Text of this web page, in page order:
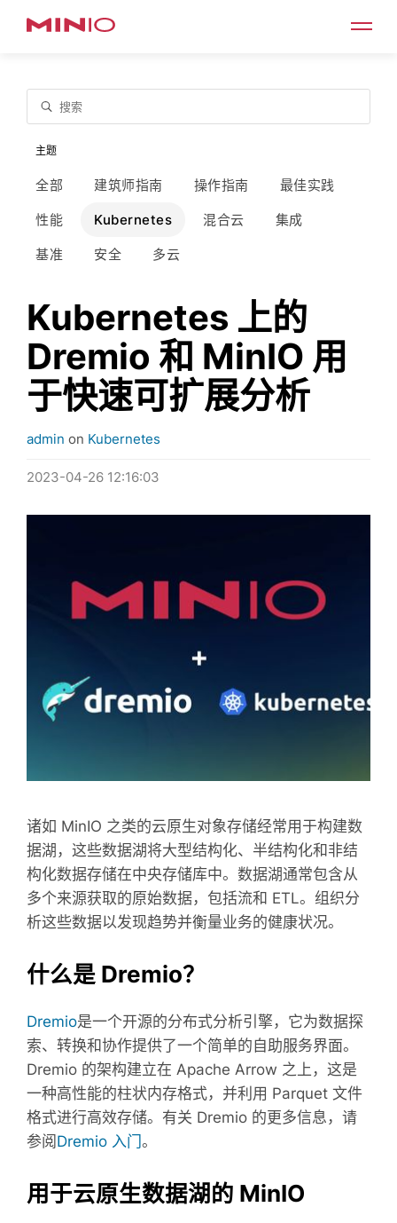
搜索
主题
全部 建筑师指南 操作指南 最佳实践
性能 Kubernetes 混合云 集成
基准 安全 多云
Kubernetes 上的
Dremio 和 MinIO 用
于快速可扩展分析
admin on Kubernetes
2023-04-26 12:16:03
诸如 MinIO 之类的云原生对象存储经常用于构建数
据湖，这些数据湖将大型结构化、半结构化和非结
构化数据存储在中央存储库中。 数据湖通常包含从
多个来源获取的原始数据，包括流和 ETL。 组织分
析这些数据以发现趋势并衡量业务的健康状况。
什么是 Dremio？
Dremio是一个开源的分布式分析引擎，它为数据探
索、转换和协作提供了一个简单的自助服务界面。
Dremio 的架构建立在 Apache Arrow 之上，这是
一种高性能的柱状内存格式，并利用 Parquet 文件
格式进行高效存储。 有关 Dremio 的更多信息，请
参阅 Dremio 入门。
用于云原生数据湖的 MinIO